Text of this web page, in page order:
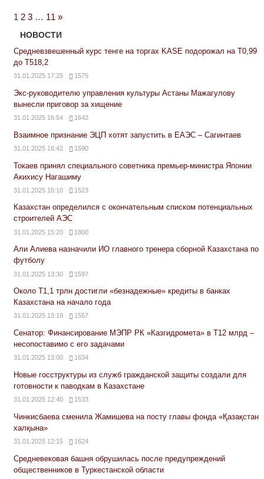
1 2 3 … 11 Next
Posts
»
НОВОСТИ
Средневзвешенный курс тенге на торгах KASE подорожал на Т0,99
до Т518,2
31.01.2025 17:25 1575
Экс-руководителю управления культуры Астаны Мажагулову
вынесли приговор за хищение
31.01.2025 16:54 1642
Взаимное признание ЭЦП хотят запустить в ЕАЭС – Сагинтаев
31.01.2025 16:42 1590
Токаев принял специального советника премьер-министра Японии
Акихису Нагашиму
31.01.2025 16:10 1523
Казахстан определился с окончательным списком потенциальных
строителей АЭС
31.01.2025 15:20 1800
Али Алиева назначили ИО главного тренера сборной Казахстана по
футболу
31.01.2025 13:30 1597
Около Т1,1 трлн достигли «безнадежные» кредиты в банках
Казахстана на начало года
31.01.2025 13:18 1557
Сенатор: Финансирование МЭПР РК «Казгидромета» в Т12 млрд –
несопоставимо с его задачами
31.01.2025 13:00 1634
Новые госструктуры из служб гражданской защиты создали для
готовности к паводкам в Казахстане
31.01.2025 12:40 1533
Чинкисбаева сменила Жамишева на посту главы фонда «Қазақстан
халқына»
31.01.2025 12:15 1624
Средневековая башня обрушилась после предупреждений
общественников в Туркестанской области